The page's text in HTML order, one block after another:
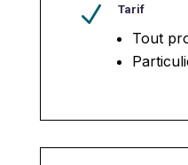
N Tarif
Tout